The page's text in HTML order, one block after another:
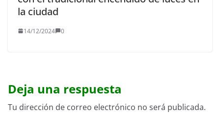
la ciudad
14/12/2024 0
Deja una respuesta
Tu dirección de correo electrónico no será publicada.